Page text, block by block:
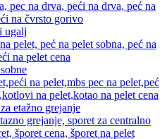
ugalj
etažno grejanje